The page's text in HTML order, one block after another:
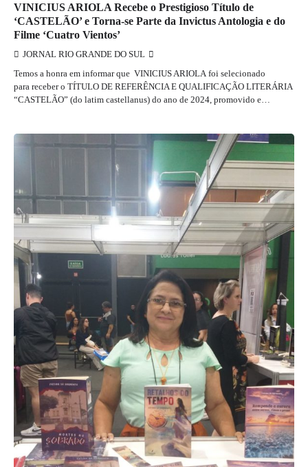
VINICIUS ARIOLA Recebe o Prestigioso Título de
‘CASTELÃO’ e Torna-se Parte da Invictus Antologia e do
Filme ‘Cuatro Vientos’
JORNAL RIO GRANDE DO SUL
Temos a honra em informar que VINICIUS ARIOLA foi selecionado
para receber o TÍTULO DE REFERÊNCIA E QUALIFICAÇÃO LITERÁRIA
“CASTELÃO” (do latim castellanus) do ano de 2024, promovido e…